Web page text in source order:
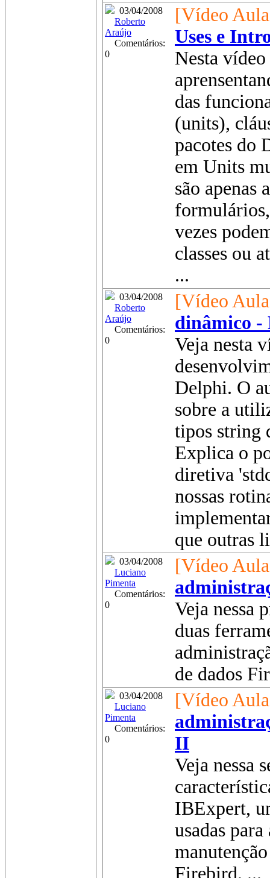
03/04/2008
Roberto
Araújo
Comentários:
0
[Vídeo
Uses e
Nesta
das
(units),
pacotes do
em Units
são apenas
vezes
classes ou
...
03/04/2008
Roberto
Araújo
Comentários:
0
[Vídeo
dinâmico -
Veja nesta
Delphi. O
sobre a
tipos string
Explica o
diretiva
nossas
que outras
03/04/2008
Luciano
Pimenta
Comentários:
0
[Vídeo
Veja nessa
duas
de dados
03/04/2008
Luciano
Pimenta
Comentários:
0
[Vídeo
II
Veja nessa
IBExpert,
usadas
Firebird. ...